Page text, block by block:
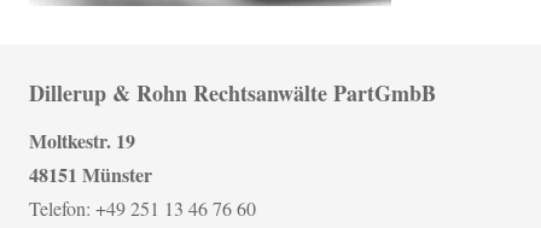
Dillerup & Rohn Rechtsanwälte PartGmbB
Moltkestr. 19
48151 Münster
Telefon: +49 251 13 46 76 60